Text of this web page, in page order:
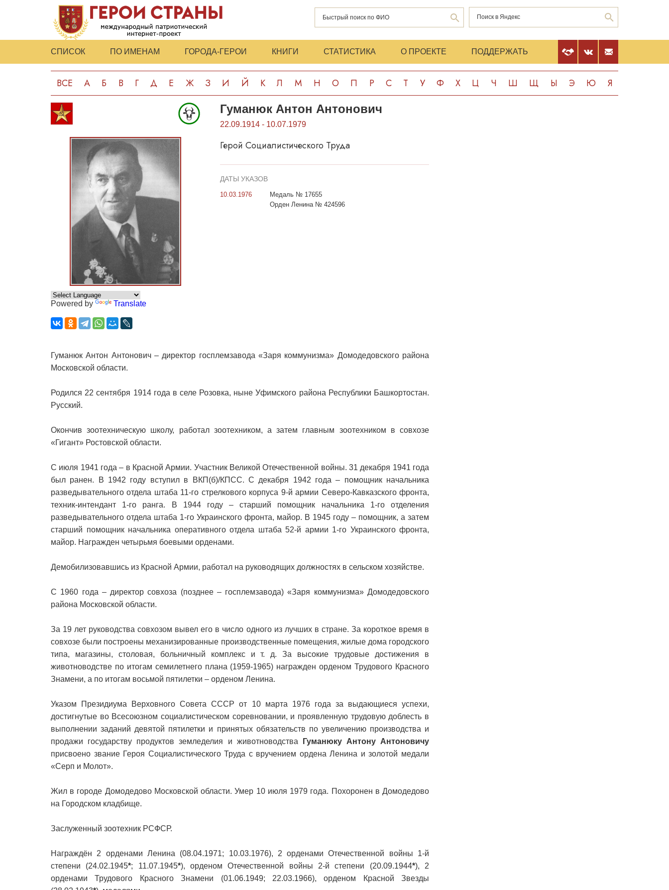
СПИСОК ПО ИМЕНАМ ГОРОДА-ГЕРОИ КНИГИ СТАТИСТИКА О ПРОЕКТЕ ПОДДЕРЖАТЬ
ВСЕ А Б В Г Д Е Ж З И Й К Л М Н О П Р С Т У Ф Х Ц Ч Ш Щ Ы Э Ю Я
Powered by Translate
Гуманюк Антон Антонович
22.09.1914 - 10.07.1979
Герой Социалистического Труда
ДАТЫ УКАЗОВ
10.03.1976
Медаль № 17655
Орден Ленина № 424596
Гуманюк Антон Антонович – директор госплемзавода «Заря коммунизма» Домодедовского района
Московской области.
Родился 22 сентября 1914 года в селе Розовка, ныне Уфимского района Республики Башкортостан.
Русский.
Окончив зоотехническую школу, работал зоотехником, а затем главным зоотехником в совхозе
«Гигант» Ростовской области.
С июля 1941 года – в Красной Армии. Участник Великой Отечественной войны. 31 декабря 1941 года
был ранен. В 1942 году вступил в ВКП(б)/КПСС. С декабря 1942 года – помощник начальника
разведывательного отдела штаба 11-го стрелкового корпуса 9-й армии Северо-Кавказского фронта,
техник-интендант 1-го ранга. В 1944 году – старший помощник начальника 1-го отделения
разведывательного отдела штаба 1-го Украинского фронта, майор. В 1945 году – помощник, а затем
старший помощник начальника оперативного отдела штаба 52-й армии 1-го Украинского фронта,
майор. Награжден четырьмя боевыми орденами.
Демобилизовавшись из Красной Армии, работал на руководящих должностях в сельском хозяйстве.
С 1960 года – директор совхоза (позднее – госплемзавода) «Заря коммунизма» Домодедовского
района Московской области.
За 19 лет руководства совхозом вывел его в число одного из лучших в стране. За короткое время в
совхозе были построены механизированные производственные помещения, жилые дома городского
типа, магазины, столовая, больничный комплекс и т. д. За высокие трудовые достижения в
животноводстве по итогам семилетнего плана (1959-1965) награжден орденом Трудового Красного
Знамени, а по итогам восьмой пятилетки – орденом Ленина.
Указом Президиума Верховного Совета СССР от 10 марта 1976 года за выдающиеся успехи,
достигнутые во Всесоюзном социалистическом соревновании, и проявленную трудовую доблесть в
выполнении заданий девятой пятилетки и принятых обязательств по увеличению производства и
продажи государству продуктов земледелия и животноводства
Гуманюку Антону Антоновичу
присвоено звание Героя Социалистического Труда с вручением ордена Ленина и золотой медали
«Серп и Молот».
Жил в городе Домодедово Московской области. Умер 10 июля 1979 года. Похоронен в Домодедово
на Городском кладбище.
Заслуженный зоотехник РСФСР.
Награждён 2 орденами Ленина (08.04.1971; 10.03.1976), 2 орденами Отечественной войны 1-й
степени (24.02.1945*; 11.07.1945*), орденом Отечественной войны 2-й степени (20.09.1944*), 2
орденами Трудового Красного Знамени (01.06.1949; 22.03.1966), орденом Красной Звезды